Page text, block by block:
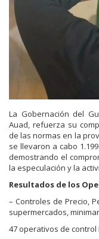
La Gobernación del
Auad, refuerza su
de las normas en la
se llevaron a cabo
demostrando el
la especulación y la
Resultados de los
– Controles de Precio,
supermercados,
47 operativos de